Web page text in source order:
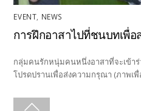
EVENT, NEWS
การฝึกอาสาไปที่ชนบทเพื่อ
กลุ่มคนรักหนุ่มคนหนึ่งอาสาที่จะเข้า
โปรดปรานเพื่อส่งความกรุณา (ภาพเ